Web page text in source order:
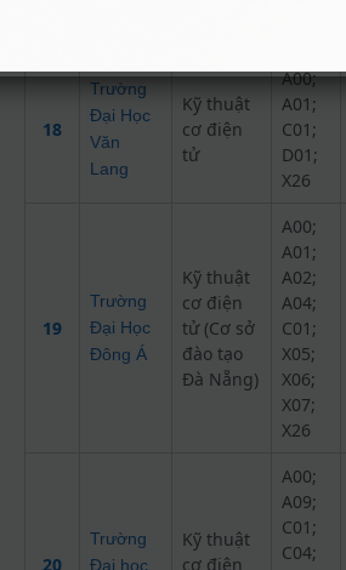
18
Trường
Đại Học
Văn
Lang
Kỹ thuật
cơ điện
tử
A00;
A01;
C01;
D01;
X26
19
Trường
Đại Học
Đông Á
Kỹ thuật
cơ điện
tử (Cơ sở
đào tạo
Đà Nẵng)
A00;
A01;
A02;
A04;
C01;
X05;
X06;
X07;
X26
20
Trường
Đại học
Kỹ thuật
cơ điện
A00;
A09;
C01;
C04;